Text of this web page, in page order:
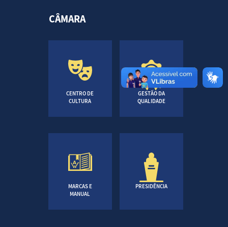
CÂMARA
CENTRO DE
CULTURA
GESTÃO DA
QUALIDADE
MARCAS E
MANUAL
PRESIDÊNCIA